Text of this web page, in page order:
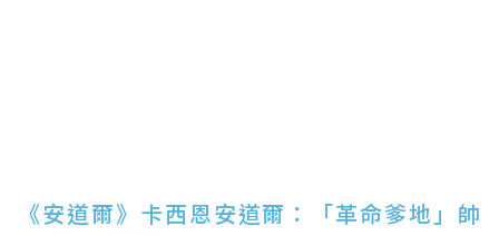
《安道爾》卡西恩安道爾：「革命爹地」帥